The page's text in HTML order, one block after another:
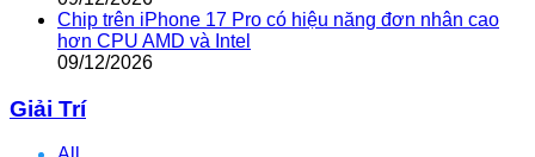
Chip trên iPhone 17 Pro có hiệu năng đơn nhân cao
hơn CPU AMD và Intel
09/12/2026
Giải Trí